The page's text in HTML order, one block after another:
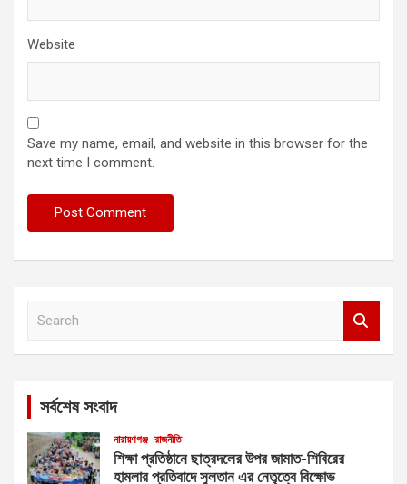
Website
Save my name, email, and website in this browser for the
next time I comment.
সর্বশেষ সংবাদ
নারায়ণগঞ্জ রাজনীতি
শিক্ষা প্রতিষ্ঠানে ছাত্রদলের উপর জামাত-শিবিরের
হামলার প্রতিবাদে সুলতান এর নেতৃত্বে বিক্ষোভ